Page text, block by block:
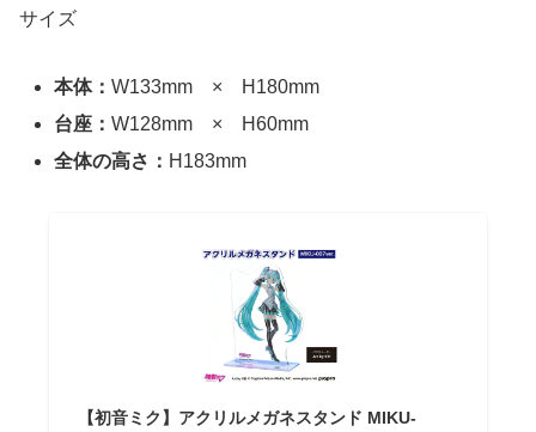
サイズ
本体：W133mm × H180mm
台座：W128mm × H60mm
全体の高さ： H183mm
【初音ミク】アクリルメガネスタンド MIKU-